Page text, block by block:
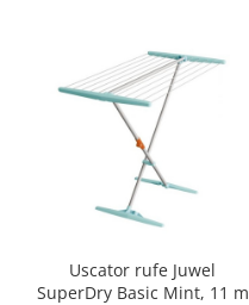
Uscator rufe Juwel
SuperDry Basic Mint, 11 m